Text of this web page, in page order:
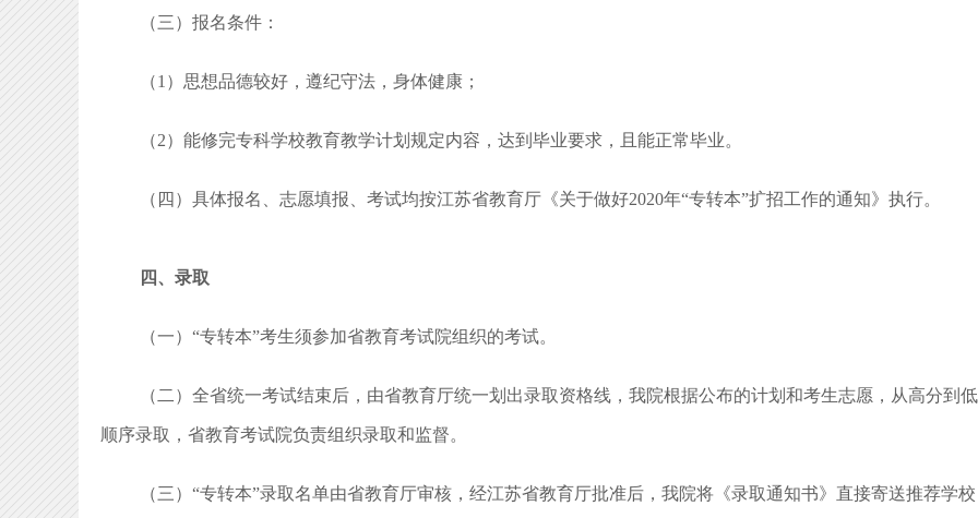
（三）报名条件：
（1）思想品德较好，遵纪守法，身体健康；
（2）能修完专科学校教育教学计划规定内容，达到毕业要求，且能正常毕业。
（四）具体报名、志愿填报、考试均按江苏省教育厅《关于做好2020年“专转本”扩招工作的通知》执行。
四、录取
（一）“专转本”考生须参加省教育考试院组织的考试。
（二）全省统一考试结束后，由省教育厅统一划出录取资格线，我院根据公布的计划和考生志愿，从高分到
顺序录取，省教育考试院负责组织录取和监督。
（三）“专转本”录取名单由省教育厅审核，经江苏省教育厅批准后，我院将《录取通知书》直接寄送推荐学